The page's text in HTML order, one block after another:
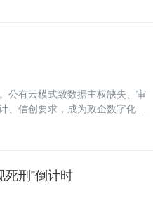
公有云模式致数据主权缺失、审
信创要求，成为政企数字化项
死刑”倒计时